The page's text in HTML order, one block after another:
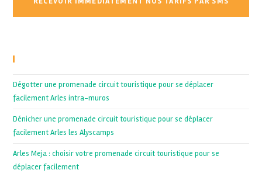
Dégotter une promenade circuit touristique pour se déplacer
facilement Arles intra-muros
Dénicher une promenade circuit touristique pour se déplacer
facilement Arles les Alyscamps
Arles Meja : choisir votre promenade circuit touristique pour se
déplacer facilement